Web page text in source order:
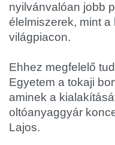
nyilvánvalóan jobb
élelmiszerek, mint
világpiacon.
Ehhez megfelelő
Egyetem a tokaji
aminek a
oltóanyaggyár
Lajos.